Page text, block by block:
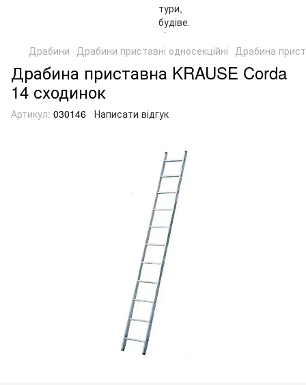
Драбини Драбини приставні односекційні Драбина
Драбина приставна KRAUSE Corda
14 сходинок
Артикул: 030146 Написати відгук